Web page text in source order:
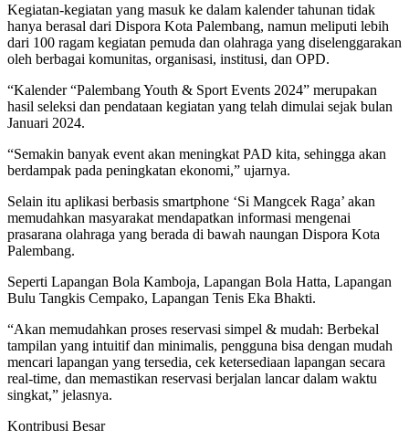
Kegiatan-kegiatan yang masuk ke dalam kalender tahunan tidak
hanya berasal dari Dispora Kota Palembang, namun meliputi lebih
dari 100 ragam kegiatan pemuda dan olahraga yang diselenggarakan
oleh berbagai komunitas, organisasi, institusi, dan OPD.
“Kalender “Palembang Youth & Sport Events 2024” merupakan
hasil seleksi dan pendataan kegiatan yang telah dimulai sejak bulan
Januari 2024.
“Semakin banyak event akan meningkat PAD kita, sehingga akan
berdampak pada peningkatan ekonomi,” ujarnya.
Selain itu aplikasi berbasis smartphone ‘Si Mangcek Raga’ akan
memudahkan masyarakat mendapatkan informasi mengenai
prasarana olahraga yang berada di bawah naungan Dispora Kota
Palembang.
Seperti Lapangan Bola Kamboja, Lapangan Bola Hatta, Lapangan
Bulu Tangkis Cempako, Lapangan Tenis Eka Bhakti.
“Akan memudahkan proses reservasi simpel & mudah: Berbekal
tampilan yang intuitif dan minimalis, pengguna bisa dengan mudah
mencari lapangan yang tersedia, cek ketersediaan lapangan secara
real-time, dan memastikan reservasi berjalan lancar dalam waktu
singkat,” jelasnya.
Kontribusi Besar